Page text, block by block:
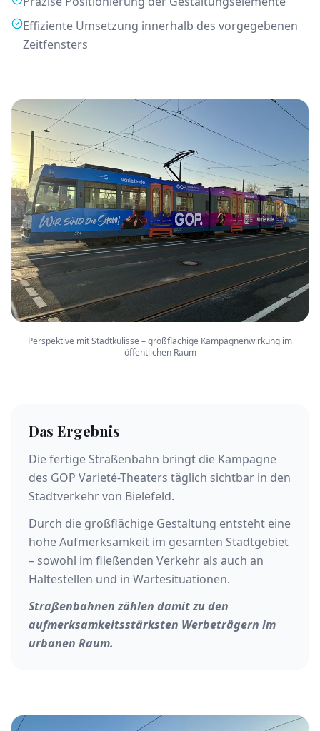
Effiziente Umsetzung innerhalb des vorgegebenen
Zeitfensters
Perspektive mit Stadtkulisse – großflächige Kampagnenwirkung im
öffentlichen Raum
Das Ergebnis
Die fertige Straßenbahn bringt die Kampagne
des GOP Varieté-Theaters täglich sichtbar in den
Stadtverkehr von Bielefeld.
Durch die großflächige Gestaltung entsteht eine
hohe Aufmerksamkeit im gesamten Stadtgebiet
– sowohl im fließenden Verkehr als auch an
Haltestellen und in Wartesituationen.
Straßenbahnen zählen damit zu den
aufmerksamkeitsstärksten Werbeträgern im
urbanen Raum.